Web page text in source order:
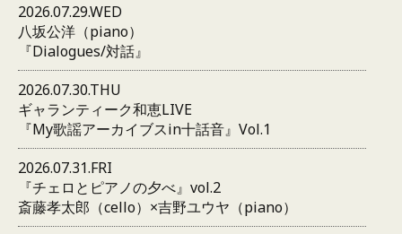
2026.07.29.WED
八坂公洋（piano）
『Dialogues/対話』
2026.07.30.THU
ギャランティーク和恵LIVE
『My歌謡アーカイブスin十話音』Vol.1
2026.07.31.FRI
『チェロとピアノの夕べ』vol.2
斎藤孝太郎（cello）×吉野ユウヤ（piano）